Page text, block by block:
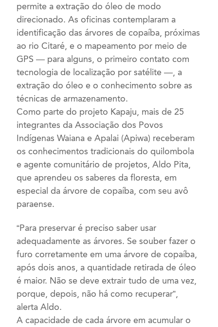
permite a extração do óleo de modo
direcionado. As oficinas contemplaram a
identificação das árvores de copaíba, próximas
ao rio Citaré, e o mapeamento por meio de
GPS — para alguns, o primeiro contato com
tecnologia de localização por satélite —, a
extração do óleo e o conhecimento sobre as
técnicas de armazenamento.
Como parte do projeto Kapaju, mais de 25
integrantes da Associação dos Povos
Indígenas Waiana e Apalai (Apiwa) receberam
os conhecimentos tradicionais do quilombola
e agente comunitário de projetos, Aldo Pita,
que aprendeu os saberes da floresta, em
especial da árvore de copaíba, com seu avô
paraense.
“Para preservar é preciso saber usar
adequadamente as árvores. Se souber fazer o
furo corretamente em uma árvore de copaíba,
após dois anos, a quantidade retirada de óleo
é maior. Não se deve extrair tudo de uma vez,
porque, depois, não há como recuperar”,
alerta Aldo.
A capacidade de cada árvore em acumular o